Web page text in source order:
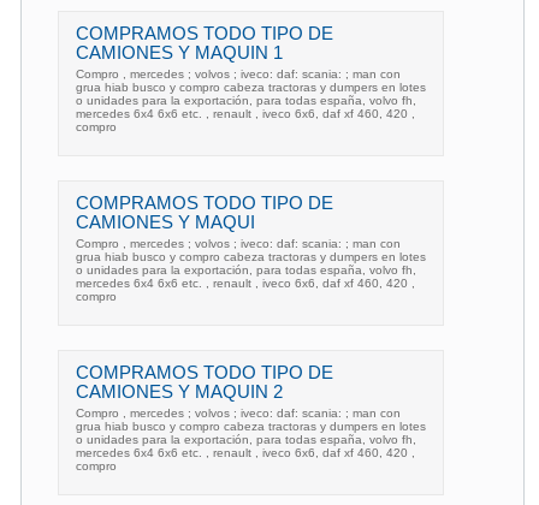
COMPRAMOS TODO TIPO DE
CAMIONES Y MAQUIN 1
Compro , mercedes ; volvos ; iveco: daf: scania: ; man con
grua hiab busco y compro cabeza tractoras y dumpers en lotes
o unidades para la exportación, para todas españa, volvo fh,
mercedes 6x4 6x6 etc. , renault , iveco 6x6, daf xf 460, 420 ,
compro
COMPRAMOS TODO TIPO DE
CAMIONES Y MAQUI
Compro , mercedes ; volvos ; iveco: daf: scania: ; man con
grua hiab busco y compro cabeza tractoras y dumpers en lotes
o unidades para la exportación, para todas españa, volvo fh,
mercedes 6x4 6x6 etc. , renault , iveco 6x6, daf xf 460, 420 ,
compro
COMPRAMOS TODO TIPO DE
CAMIONES Y MAQUIN 2
Compro , mercedes ; volvos ; iveco: daf: scania: ; man con
grua hiab busco y compro cabeza tractoras y dumpers en lotes
o unidades para la exportación, para todas españa, volvo fh,
mercedes 6x4 6x6 etc. , renault , iveco 6x6, daf xf 460, 420 ,
compro